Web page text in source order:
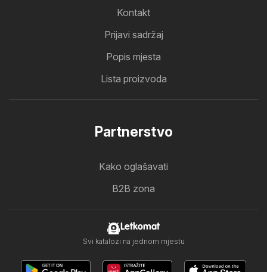
Kontakt
Prijavi sadržaj
Popis mjesta
Lista proizvoda
Partnerstvo
Kako oglašavati
B2B zona
Letkomat
Svi katalozi na jednom mjestu